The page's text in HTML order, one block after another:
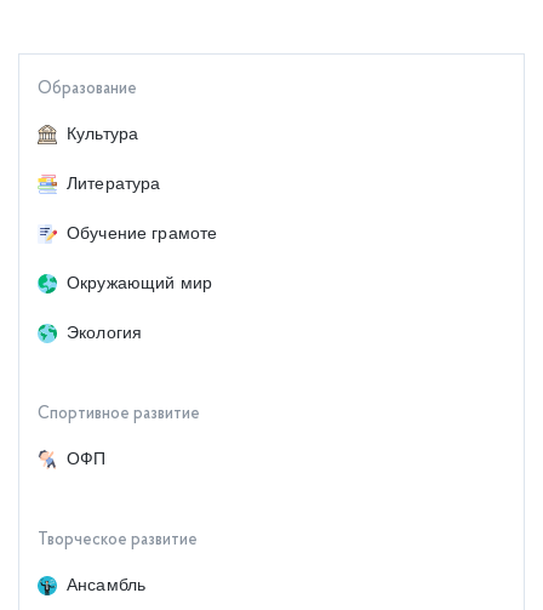
Образование
Культура
Литература
Обучение грамоте
Окружающий мир
Экология
Спортивное развитие
ОФП
Творческое развитие
Ансамбль